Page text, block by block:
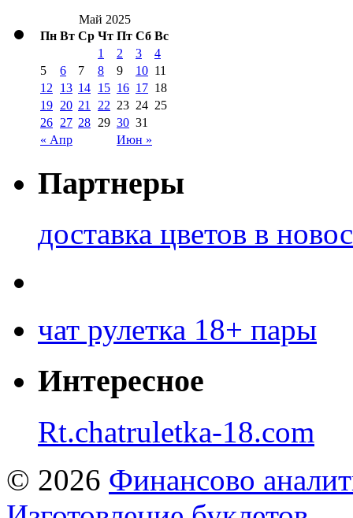
Май 2025
Пн Вт Ср Чт Пт Сб Вс
« Апр Июн »
1 2 3
4
5
6 7 8 9 10 11
12
13 14 15 16 17 18
19 20 21 22 23 24 25
26 27 28 29 30 31
Партнеры
доставка цветов в
чат рулетка 18+ пары
Интересное
Rt.chatruletka-18.com
© 2026 Финансово